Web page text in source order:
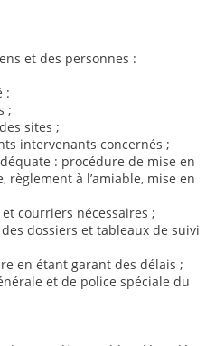
et des personnes :
:
;
sites ;
intervenants concernés ;
: procédure de mise en
à l’amiable, mise en
courriers nécessaires ;
dossiers et tableaux de suivi
en étant garant des délais ;
et de police spéciale du